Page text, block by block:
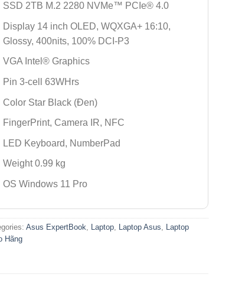
SSD 2TB M.2 2280 NVMe™ PCIe® 4.0
Display 14 inch OLED, WQXGA+ 16:10,
Glossy, 400nits, 100% DCI-P3
VGA Intel® Graphics
Pin 3-cell 63WHrs
Color Star Black (Đen)
FingerPrint, Camera IR, NFC
LED Keyboard, NumberPad
Weight 0.99 kg
OS Windows 11 Pro
Asus ExpertBook Laptop Laptop Asus
Laptop
Hãng